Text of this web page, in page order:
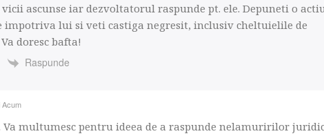
ascunse iar dezvoltatorul raspunde pt. ele. Depuneti o
lui si veti castiga negresit, inclusiv cheltuielile de
doresc bafta!
Raspunde
Acum
Va multumesc pentru ideea de a raspunde nelamuririlor